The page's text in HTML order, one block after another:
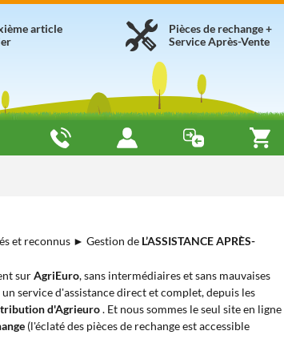
Pièces de rechange +
Service Après-Vente
article
et reconnus ► Gestion de L’ASSISTANCE APRÈS-
surAgriEuro, sans intermédiaires et sans mauvaises
service d'assistance direct et complet, depuis les
d'Agrieuro. Et nous sommes le seul site en ligne
(l'éclaté des pièces de rechange est accessible